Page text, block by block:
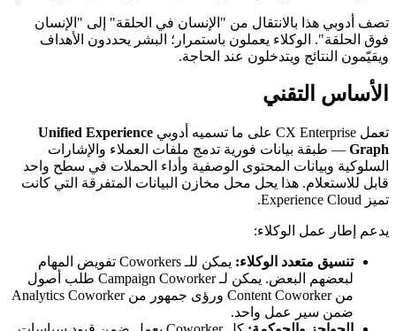
تصف أدوبي هذا بالانتقال من "الإنسان في الحلقة" إلى "الإنسان
فوق الحلقة". الوكلاء يعملون باستمرار؛ البشر يحددون الأهداف
ويقيّمون النتائج ويتدخلون عند الحاجة.
الأساس التقني
تعمل CX Enterprise على ما تسميه أدوبي
Unified Experience
Graph— طبقة بيانات فورية تدمج ملفات العملاء والإشارات
السلوكية وبيانات المحتوى الوصفية وأداء الحملات في سطح واحد
قابل للاستعلام. هذا يحل محل مخازن البيانات المتفرقة التي كانت
تميز Experience Cloud.
يدعم إطار عمل الوكلاء:
تنسيق متعدد الوكلاء:
يمكن للـ Coworkers تفويض المهام
لبعضهم البعض. يمكن لـ Campaign Coworker طلب أصول
من Content Coworker ورؤى جمهور من Analytics Coworker
ضمن سير عمل واحد.